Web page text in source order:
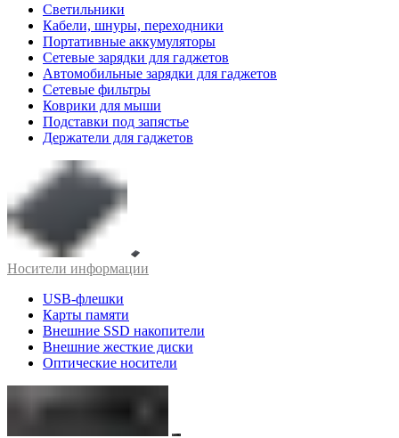
Светильники
Кабели, шнуры, переходники
Портативные аккумуляторы
Сетевые зарядки для гаджетов
Автомобильные зарядки для гаджетов
Сетевые фильтры
Коврики для мыши
Подставки под запястье
Держатели для гаджетов
Носители информации
USB-флешки
Карты памяти
Внешние SSD накопители
Внешние жесткие диски
Оптические носители